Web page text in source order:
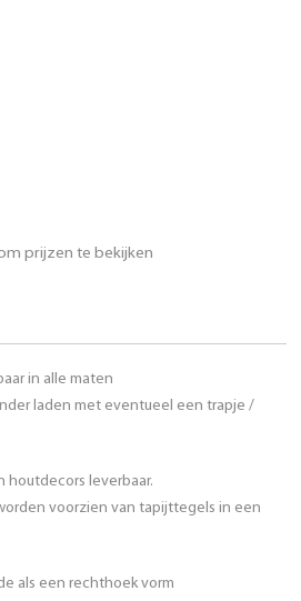
prijzen te bekijken
in alle maten
laden met eventueel een trapje /
houtdecors leverbaar.
voorzien van tapijttegels in een
als een rechthoek vorm